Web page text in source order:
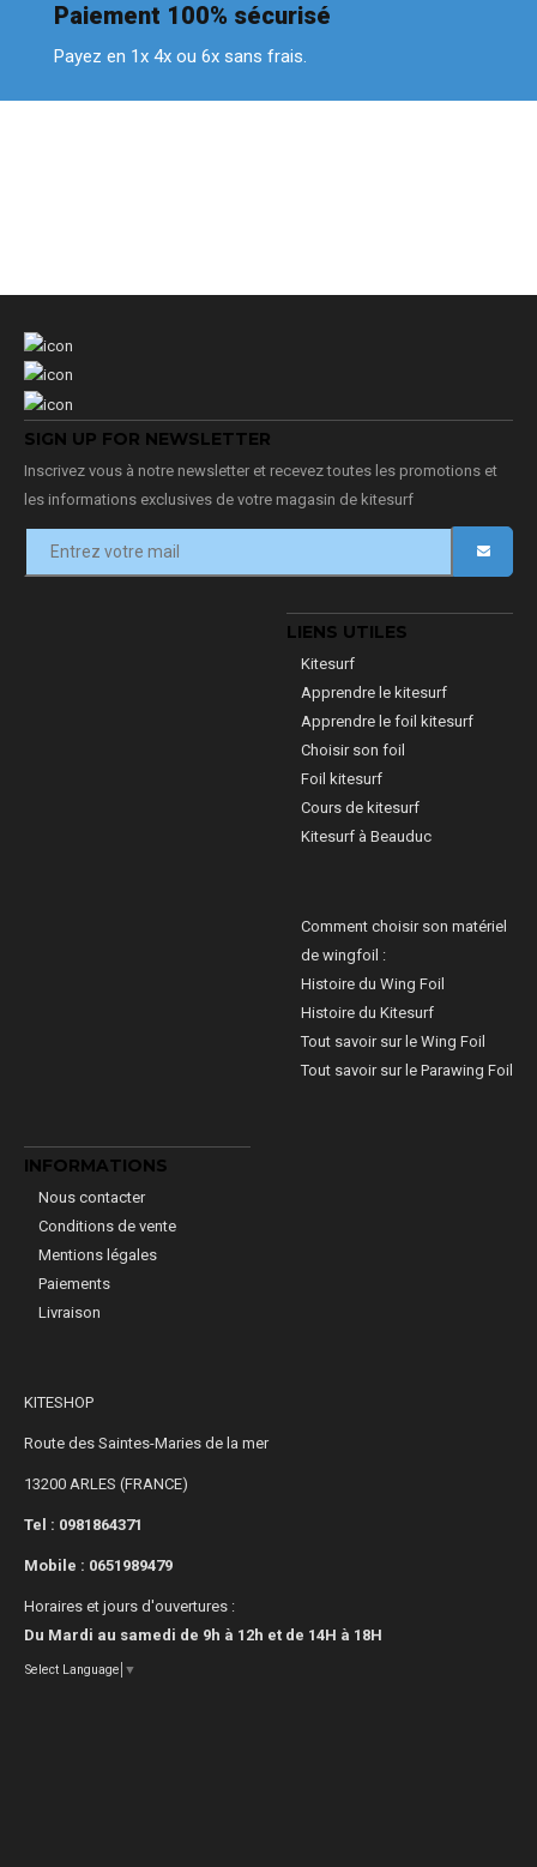
Paiement 100% sécurisé
Payez en 1x 4x ou 6x sans frais.
SIGN UP FOR NEWSLETTER
Inscrivez vous à notre newsletter et recevez toutes les promotions et
les informations exclusives de votre magasin de kitesurf
LIENS UTILES
Kitesurf
Apprendre le kitesurf
Apprendre le foil kitesurf
Choisir son foil
Foil kitesurf
Cours de kitesurf
Kitesurf à Beauduc
Comment choisir son matériel
de wingfoil :
Histoire du Wing Foil
Histoire du Kitesurf
Tout savoir sur le Wing Foil
Tout savoir sur le Parawing Foil
INFORMATIONS
Nous contacter
Conditions de vente
Mentions légales
Paiements
Livraison
KITESHOP
Route des Saintes-Maries de la mer
13200 ARLES (FRANCE)
Tel : 0981864371
Mobile : 0651989479
Horaires et jours d'ouvertures :
Du Mardi au samedi de 9h à 12h et de 14H à 18H
Select Language ▼